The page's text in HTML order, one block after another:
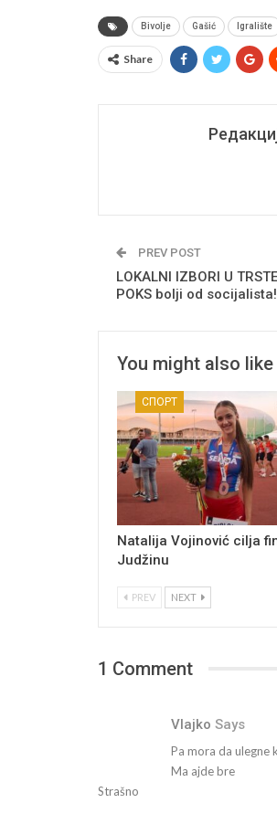
Bivolje Gašić Igralište
Share
PREV POST
LOKALNI IZBORI U
POKS bolji od socijalista!
You might also like
СПОРТ
Natalija Vojinović cilja
Judžinu
PREV NEXT
1 Comment
Vlajko Says
Pa mora da ulegne
Ma ajde bre
Strašno